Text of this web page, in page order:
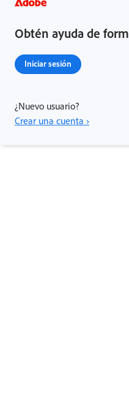
Obtén ayuda de
Iniciar sesión
¿Nuevo usuario?
Crear una cuenta ›